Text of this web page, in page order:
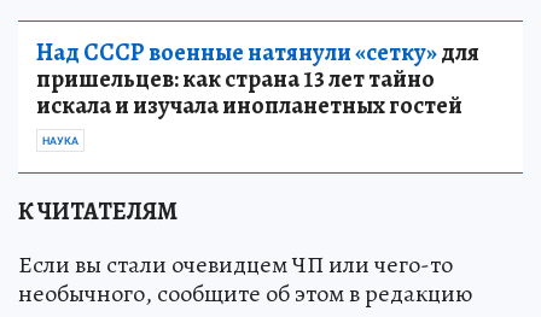
Над СССР военные натянули «сетку»для
пришельцев: как страна 13 лет тайно
искала и изучала инопланетных гостей
НАУКА
К ЧИТАТЕЛЯМ
Если вы стали очевидцем ЧП или чего-то
необычного, сообщите об этом в редакцию